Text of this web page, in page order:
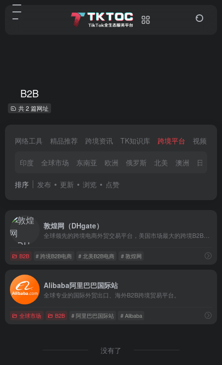
B2B
共 2 篇网址
网络工具 精品推荐 跨境资讯 TK知识库 跨境平台 视频剪辑
印度 全球市场 东南亚 欧洲 俄罗斯 北美 澳洲 日韩
排序 发布 更新 浏览 点赞
敦煌网（DHgate）
B2B # 跨境B2B电商 # 北美B2B电商 # 敦煌网
Alibaba阿里巴巴国际站
全球专业的国际外贸出口、海外B2B跨境贸易平台。
全球市场 B2B # 阿里巴巴国际站 # Alibaba
没有了